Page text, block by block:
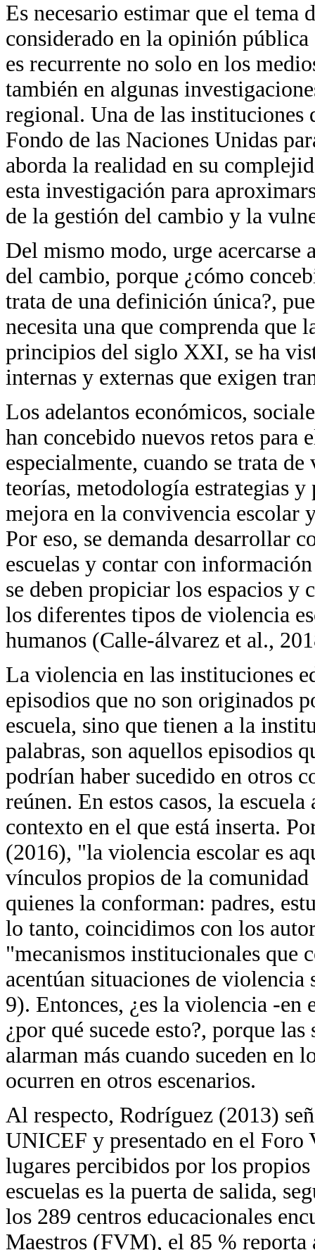
Es necesario estimar que el tema
considerado en la opinión
es recurrente no solo en los
también en algunas
regional. Una de las instituciones
Fondo de las Naciones Unidas
aborda la realidad en su
esta investigación para
de la gestión del cambio y la
Del mismo modo, urge acercarse
del cambio, porque ¿cómo
trata de una definición única?,
necesita una que comprenda
principios del siglo XXI, se ha
internas y externas que exigen
Los adelantos económicos,
han concebido nuevos retos para
especialmente, cuando se trata
teorías, metodología estrategias
mejora en la convivencia escolar
Por eso, se demanda desarrollar
escuelas y contar con
se deben propiciar los espacios y
los diferentes tipos de violencia
humanos (Calle-álvarez et al.,
La violencia en las instituciones
episodios que no son originados
escuela, sino que tienen a la
palabras, son aquellos episodios
podrían haber sucedido en otros
reúnen. En estos casos, la
contexto en el que está inserta.
(2016), "la violencia escolar es
vínculos propios de la
quienes la conforman: padres,
lo tanto, coincidimos con los
"mecanismos institucionales que
acentúan situaciones de
9). Entonces, ¿es la violencia -en
¿por qué sucede esto?, porque
alarman más cuando suceden en
ocurren en otros escenarios.
Al respecto, Rodríguez (2013)
UNICEF y presentado en el Foro
lugares percibidos por los
escuelas es la puerta de salida,
los 289 centros educacionales
Maestros (FVM), el 85 % reporta